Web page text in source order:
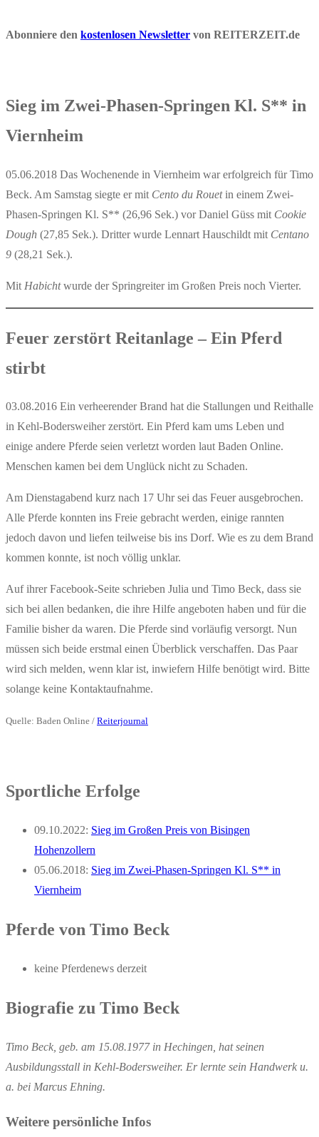
Abonniere den kostenlosen Newsletter von REITERZEIT.de
Sieg im Zwei-Phasen-Springen Kl. S** in
Viernheim
05.06.2018 Das Wochenende in Viernheim war erfolgreich für Timo
Beck. Am Samstag siegte er mit Cento du Rouetin einem Zwei-
Phasen-Springen Kl. S** (26,96 Sek.) vor Daniel Güss mit Cookie
Dough (27,85 Sek.). Dritter wurde Lennart Hauschildt mit Centano
9 (28,21 Sek.).
Mit Habichtwurde der Springreiter im Großen Preis noch Vierter.
Feuer zerstört Reitanlage – Ein Pferd
stirbt
03.08.2016 Ein verheerender Brand hat die Stallungen und Reithalle
in Kehl-Bodersweiher zerstört. Ein Pferd kam ums Leben und
einige andere Pferde seien verletzt worden laut Baden Online.
Menschen kamen bei dem Unglück nicht zu Schaden.
Am Dienstagabend kurz nach 17 Uhr sei das Feuer ausgebrochen.
Alle Pferde konnten ins Freie gebracht werden, einige rannten
jedoch davon und liefen teilweise bis ins Dorf. Wie es zu dem Brand
kommen konnte, ist noch völlig unklar.
Auf ihrer Facebook-Seite schrieben Julia und Timo Beck, dass sie
sich bei allen bedanken, die ihre Hilfe angeboten haben und für die
Familie bisher da waren. Die Pferde sind vorläufig versorgt. Nun
müssen sich beide erstmal einen Überblick verschaffen. Das Paar
wird sich melden, wenn klar ist, inwiefern Hilfe benötigt wird. Bitte
solange keine Kontaktaufnahme.
Quelle: Baden Online / Reiterjournal
Sportliche Erfolge
09.10.2022: Sieg im Großen Preis von Bisingen
Hohenzollern
05.06.2018: Sieg im Zwei-Phasen-Springen Kl. S** in
Viernheim
Pferde von Timo Beck
keine Pferdenews derzeit
Biografie zu Timo Beck
Timo Beck, geb. am 15.08.1977 in Hechingen, hat seinen
Ausbildungsstall in Kehl-Bodersweiher. Er lernte sein Handwerk u.
a. bei Marcus Ehning.
Weitere persönliche Infos